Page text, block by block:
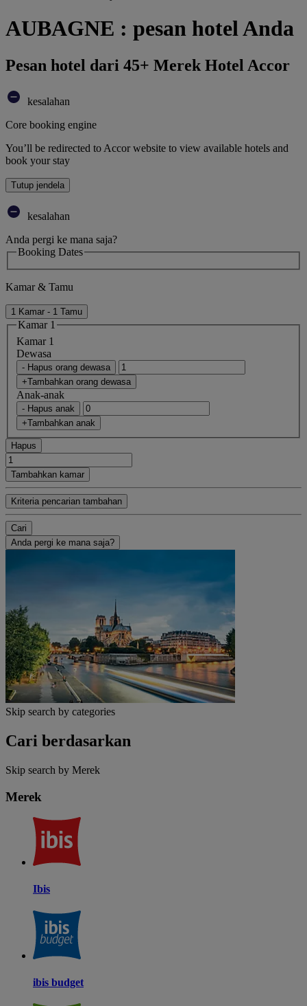
AUBAGNE : pesan hotel Anda
Pesan hotel dari 45+ Merek Hotel Accor
kesalahan
Core booking engine
You’ll be redirected to Accor website to view available hotels and
book your stay
Tutup jendela
kesalahan
Anda pergi ke mana saja?
Booking Dates
Kamar & Tamu
1 Kamar - 1 Tamu
Kamar 1
Kamar 1
Dewasa
- Hapus orang dewasa
+Tambahkan orang dewasa
Anak-anak
- Hapus anak
+Tambahkan anak
Hapus
Tambahkan kamar
Kriteria pencarian tambahan
Cari
Anda pergi ke mana saja?
Skip search by categories
Cari berdasarkan
Skip search by Merek
Merek
Ibis
ibis budget